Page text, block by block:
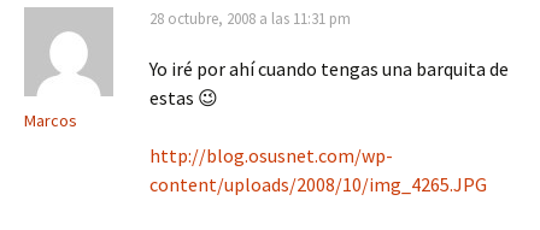
Marcos
28 octubre, 2008 a las 11:31 pm
Yo iré por ahí cuando tengas una barquita de
estas 😉
http://blog.osusnet.com/wp-
content/uploads/2008/10/img_4265.JPG